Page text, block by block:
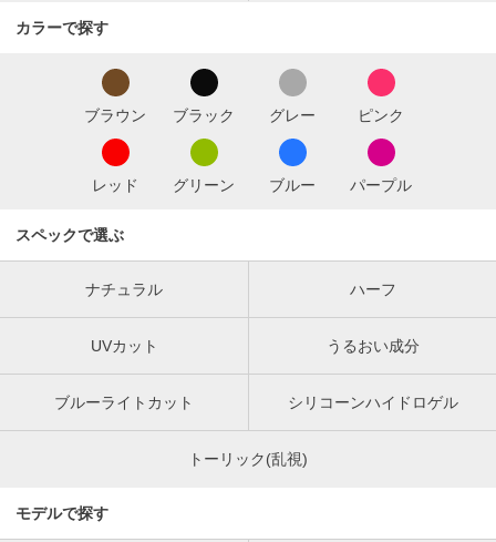
カラーで探す
ブラウン ブラック グレー ピンク
レッド グリーン ブルー パープル
スペックで選ぶ
ナチュラル ハーフ
UVカット うるおい成分
ブルーライトカット シリコーンハイドロゲル
トーリック(乱視)
モデルで探す